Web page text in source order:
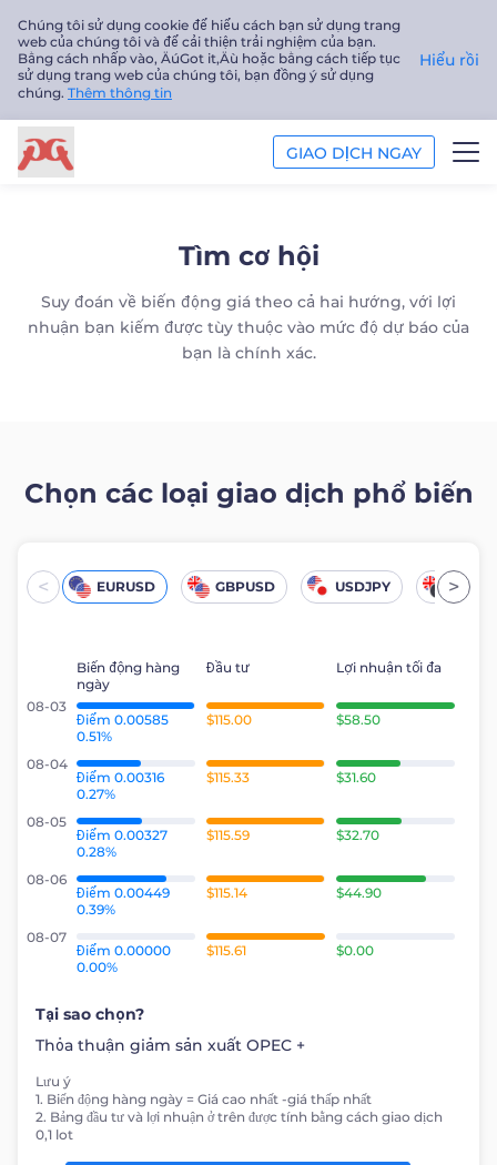
Chúng tôi sử dụng cookie để hiểu cách bạn sử dụng trang
web của chúng tôi và để cải thiện trải nghiệm của bạn.
Bằng cách nhấp vào‚ ÄúGot it‚Äù hoặc bằng cách tiếp tục
sử dụng trang web của chúng tôi, bạn đồng ý sử dụng
chúng. Thêm thông tin
Hiểu rồi
GIAO DỊCH NGAY
PHÂN TÍCH
Tiếng Việt
Tìm cơ hội
Suy đoán về biến động giá theo cả hai hướng, với lợi
nhuận bạn kiếm được tùy thuộc vào mức độ dự báo của
bạn là chính xác.
Chọn các loại giao dịch phổ biến
< EURUSD GBPUSD USDJPY UKOil
>
Biến động hàng
ngày
Đầu tư Lợi nhuận tối đa
08-03
Điểm 0.00585
0.51%
$115.00 $58.50
08-04
Điểm 0.00316
0.27%
$115.33 $31.60
08-05
Điểm 0.00327
0.28%
$115.59 $32.70
08-06
Điểm 0.00449
0.39%
$115.14 $44.90
08-07
Điểm 0.00000
0.00%
$115.61 $0.00
Tại sao chọn?
Thỏa thuận giảm sản xuất OPEC +
Lưu ý
1. Biến động hàng ngày = Giá cao nhất -giá thấp nhất
2. Bảng đầu tư và lợi nhuận ở trên được tính bằng cách giao dịch
0,1 lot